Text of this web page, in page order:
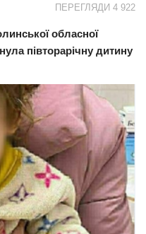
ПЕРЕГЛЯДИ 4 922
обласної
півторарічну дитину